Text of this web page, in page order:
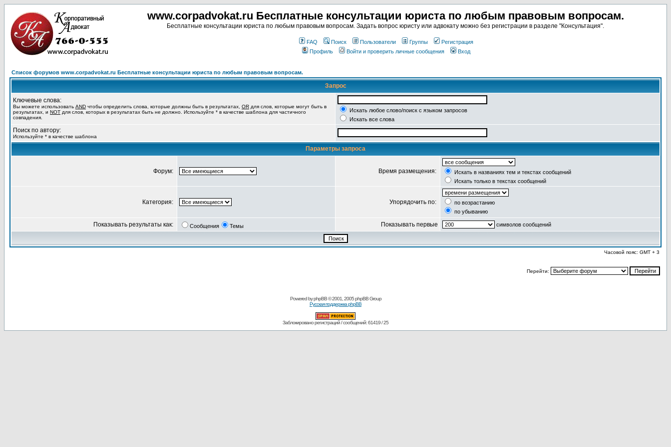
www.corpadvokat.ru Бесплатные консультации юриста по любым правовым вопросам.
Бесплатные консультации юриста по любым правовым вопросам. Задать вопрос юристу или адвокату можно без регистрации в разделе "Консультация".
FAQ Поиск Пользователи Группы
Регистрация
Профиль
Войти и проверить личные сообщения Вход
Список форумов www.corpadvokat.ru Бесплатные консультации юриста по любым правовым вопросам.
Запрос
Ключевые слова:
Вы можете использовать AND чтобы определить слова, которые должны быть в результатах, OR для слов, которые могут быть в
результатах, и NOT для слов, которых в результатах быть не должно. Используйте * в качестве шаблона для частичного
совпадения.
Искать любое слово/поиск с языком запросов
Искать все слова
Поиск по автору:
Используйте * в качестве шаблона
Параметры запроса
Форум: Время размещения:
Искать в названиях тем и текстах сообщений
Искать только в текстах сообщений
Категория: Упорядочить по:
по возрастанию
по убыванию
Показывать результаты как: Сообщения Темы Показывать первые символов сообщений
Часовой пояс: GMT + 3
Перейти:
Powered byphpBB© 2001, 2005 phpBB Group
Русская поддержка phpBB
Заблокировано регистраций / сообщений: 61419 / 25